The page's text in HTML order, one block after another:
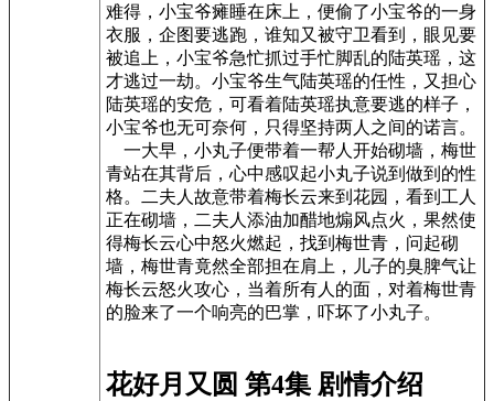
难得，小宝爷瘫睡在床上，便偷了小宝爷的一身
衣服，企图要逃跑，谁知又被守卫看到，眼见要
被追上，小宝爷急忙抓过手忙脚乱的陆英瑶，这
才逃过一劫。小宝爷生气陆英瑶的任性，又担心
陆英瑶的安危，可看着陆英瑶执意要逃的样子，
小宝爷也无可奈何，只得坚持两人之间的诺言。
一大早，小丸子便带着一帮人开始砌墙，梅世
青站在其背后，心中感叹起小丸子说到做到的性
格。二夫人故意带着梅长云来到花园，看到工人
正在砌墙，二夫人添油加醋地煽风点火，果然使
得梅长云心中怒火燃起，找到梅世青，问起砌
墙，梅世青竟然全部担在肩上，儿子的臭脾气让
梅长云怒火攻心，当着所有人的面，对着梅世青
的脸来了一个响亮的巴掌，吓坏了小丸子。
花好月又圆 第4集 剧情介绍